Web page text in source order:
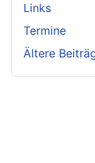
Links
Termine
Ältere